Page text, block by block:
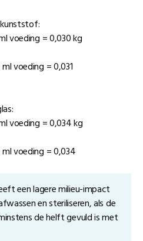
voeding = 0,030 kg
voeding = 0,031
voeding = 0,034 kg
voeding = 0,034
een lagere milieu-impact
en steriliseren, als de
de helft gevuld is met